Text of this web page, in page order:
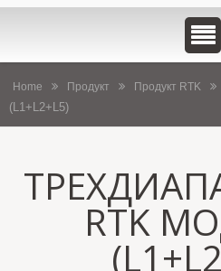
Home Продукт Продукт RTK
(L1+L2+L5)
RTK